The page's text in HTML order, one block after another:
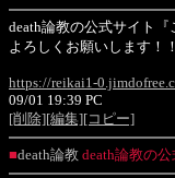
death論教の公式サイト『
よろしくお願いします！
https://reikai1-
09/01 19:39 PC
[削除][編集][コピー]
■death論教 death論教の公